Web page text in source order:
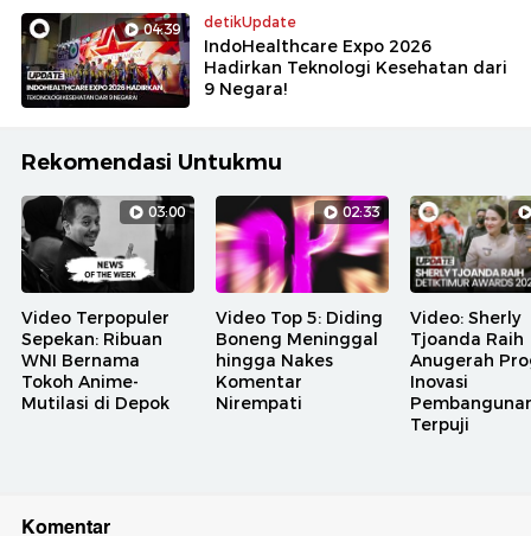
04:39 detikUpdate
IndoHealthcare Expo 2026
Hadirkan Teknologi Kesehatan dari
9 Negara!
Rekomendasi Untukmu
03:00
Video Terpopuler
Sepekan: Ribuan
WNI Bernama
Tokoh Anime-
Mutilasi di Depok
02:33
Video Top 5: Diding
Boneng Meninggal
hingga Nakes
Komentar
Nirempati
Video: Sherly
Tjoanda Raih
Anugerah
Inovasi
Terpuji